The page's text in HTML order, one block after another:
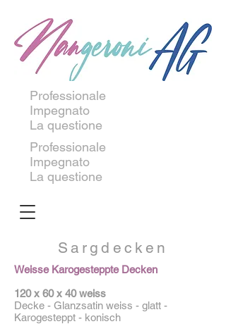
Professionale
Impegnato
La questione
Professionale
Impegnato
La questione
Sargdecken
Weisse Karogesteppte Decken
120 x 60 x 40 weiss
Decke - Glanzsatin weiss - glatt -
Karogesteppt - konisch